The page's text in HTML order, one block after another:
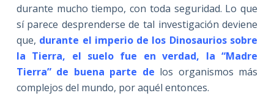
durante mucho tiempo, con toda seguridad. Lo que
sí parece desprenderse de tal investigación deviene
que, durante el imperio de los Dinosaurios sobre
la Tierra, el suelo fue en verdad, la “Madre
Tierra” de buena parte de los organismos más
complejos del mundo, por aquél entonces.